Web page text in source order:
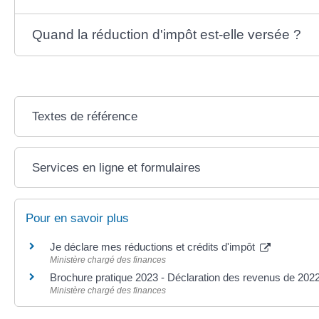
Quand la réduction d'impôt est-elle versée ?
Textes de référence
Services en ligne et formulaires
Pour en savoir plus
Je déclare mes réductions et crédits d'impôt
Ministère chargé des finances
Brochure pratique 2023 - Déclaration des revenus de
Ministère chargé des finances